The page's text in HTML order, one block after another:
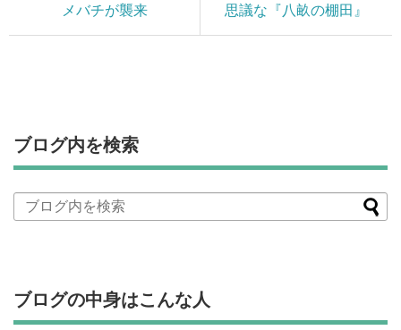
メバチが襲来
思議な『八畝の棚田』
ブログ内を検索
ブログの中身はこんな人